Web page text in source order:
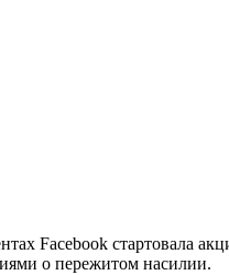
Facebook стартовала
о пережитом насилии.